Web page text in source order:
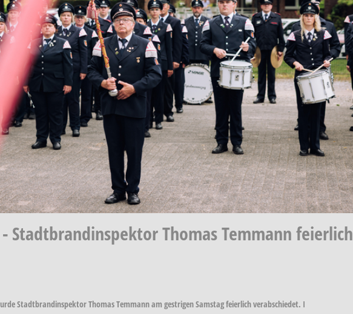
Stadtbrandinspektor Thomas Temmann feierlich
Stadtbrandinspektor Thomas Temmann am gestrigen Samstag feierlich verabschiedet. I